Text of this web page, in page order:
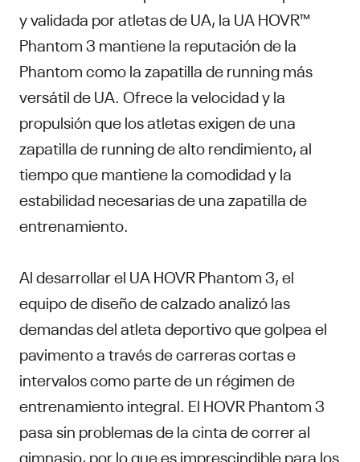
y validada por atletas de UA, la UA HOVR™
Phantom 3 mantiene la reputación de la
Phantom como la zapatilla de running más
versátil de UA. Ofrece la velocidad y la
propulsión que los atletas exigen de una
zapatilla de running de alto rendimiento, al
tiempo que mantiene la comodidad y la
estabilidad necesarias de una zapatilla de
entrenamiento.
Al desarrollar el UA HOVR Phantom 3, el
equipo de diseño de calzado analizó las
demandas del atleta deportivo que golpea el
pavimento a través de carreras cortas e
intervalos como parte de un régimen de
entrenamiento integral. El HOVR Phantom 3
pasa sin problemas de la cinta de correr al
gimnasio, por lo que es imprescindible para los